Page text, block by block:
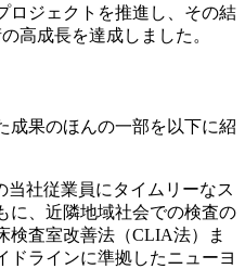
ロジェクトを推進し、その結
高成長を達成しました。
成果のほんの一部を以下に紹
当社従業員にタイムリーなス
に、近隣地域社会での検査の
検査室改善法（CLIA法）ま
ドラインに準拠したニューヨ